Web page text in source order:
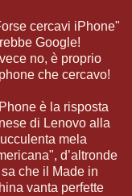
cercavi iPhone"
Google!
no, è proprio
che cercavo!
è la risposta
di Lenovo alla
mela
d’altronde
che il Made in
vanta perfette